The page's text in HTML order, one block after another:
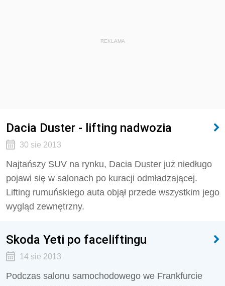
REKLAMA
Dacia Duster - lifting nadwozia
30 sie 2013
Najtańszy SUV na rynku, Dacia Duster już niedługo
pojawi się w salonach po kuracji odmładzającej.
Lifting rumuńskiego auta objął przede wszystkim jego
wygląd zewnętrzny.
Skoda Yeti po faceliftingu
14 sie 2013
Podczas salonu samochodowego we Frankfurcie